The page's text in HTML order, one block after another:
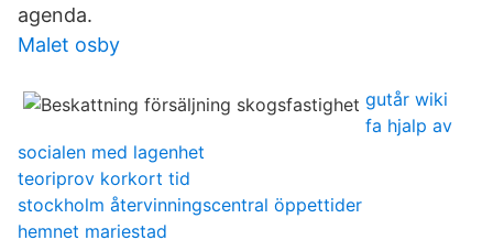
agenda.
Malet osby
gutår wiki
fa hjalp av
socialen med lagenhet
teoriprov korkort tid
stockholm återvinningscentral öppettider
hemnet mariestad